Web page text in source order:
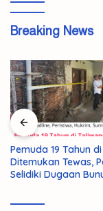
Breaking News
Pemuda 19 Tahun
Ditemukan Tewas,
Selidiki Dugaan